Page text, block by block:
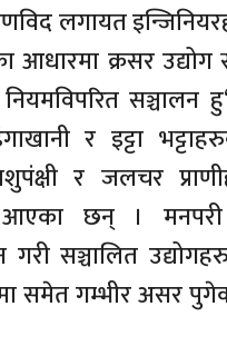
लगायत
आधारमा क्रसर उद्योग
सञ्चालन
र इट्टा
र जलचर
आएका छन् । मनपरी
गरी सञ्चालित
समेत गम्भीर असर